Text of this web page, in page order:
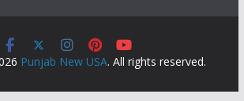
Punjab New USA. All rights reserved.